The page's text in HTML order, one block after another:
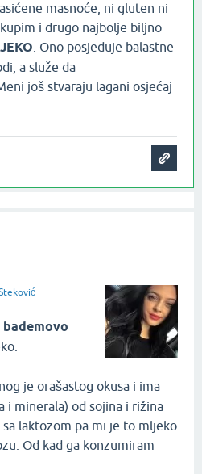
masnoće, ni gluten ni
i drugo najbolje biljno
. Ono posjeduje balastne
a služe da
još stvaraju lagani osjećaj
bademovo
je orašastog okusa i ima
i minerala) od sojina i rižina
laktozom pa mi je to mljeko
Od kad ga konzumiram